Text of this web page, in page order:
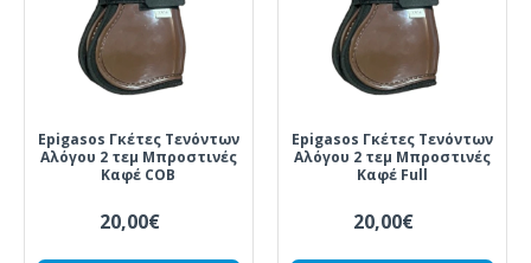
Epigasos Γκέτες Τενόντων
Αλόγου 2 τεμ Μπροστινές
Καφέ COB
20,00€
Epigasos Γκέτες Τενόντων
Αλόγου 2 τεμ Μπροστινές
Καφέ Full
20,00€